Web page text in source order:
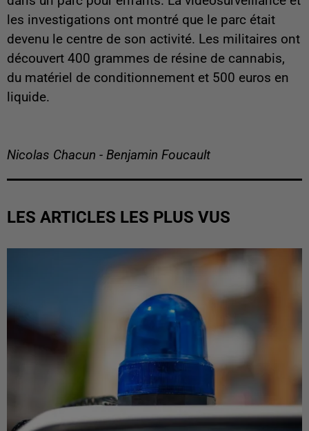
les investigations ont montré que le parc était
devenu le centre de son activité. Les militaires ont
découvert 400 grammes de résine de cannabis,
du matériel de conditionnement et 500 euros en
liquide.
Nicolas Chacun - Benjamin Foucault
LES ARTICLES LES PLUS VUS